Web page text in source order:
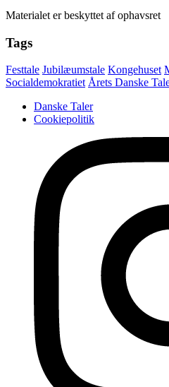
Materialet er beskyttet af ophavsret
Tags
Festtale Jubilæumstale Kongehuset
Socialdemokratiet Årets Danske
Danske Taler
Cookiepolitik